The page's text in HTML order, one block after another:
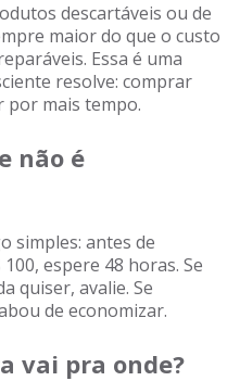
descartáveis ou de
maior do que o custo
Essa é uma
resolve: comprar
por mais tempo.
não é
simples: antes de
espere 48 horas. Se
quiser, avalie. Se
de economizar.
vai pra onde?